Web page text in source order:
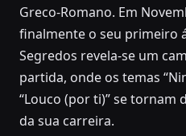
Greco-Romano. Em
finalmente o seu primeiro
Segredos revela-se um
partida, onde os temas
“Louco (por ti)” se tornam
da sua carreira.